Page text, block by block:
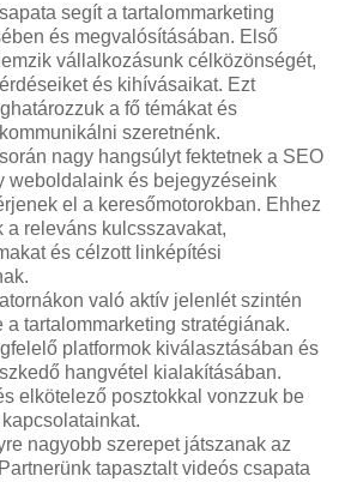
segít a tartalommarketing
és megvalósításában. Első
vállalkozásunk célközönségét,
és kihívásaikat. Ezt
a fő témákat és
szeretnénk.
nagy hangsúlyt fektetnek a SEO
weboldalaink és bejegyzéseink
el a keresőmotorokban. Ehhez
releváns kulcsszavakat,
és célzott linképítési
való aktív jelenlét szintén
tartalommarketing stratégiának.
platformok kiválasztásában és
hangvétel kialakításában.
elkötelező posztokkal vonzzuk be
nagyobb szerepet játszanak az
tapasztalt videós csapata